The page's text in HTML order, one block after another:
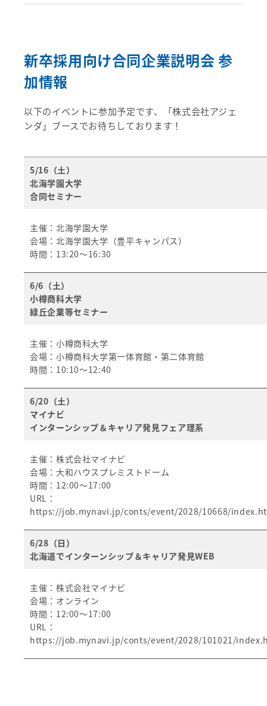
新卒採用向け合同企業説明会 参
加情報
以下のイベントに参加予定です、「株式会社アジェ
ンダ」ブースでお待ちしております！
5/16（土）
北海学園大学
合同セミナー
主催：北海学園大学
会場：北海学園大学（豊平キャンパス）
時間：13:20～16:30
6/6（土）
小樽商科大学
緑丘企業等セミナー
主催：小樽商科大学
会場：小樽商科大学第一体育館・第二体育館
時間：10:10～12:40
6/20（土）
マイナビ
インターンシップ＆キャリア発見フェア理系
主催：株式会社マイナビ
会場：大和ハウスプレミストドーム
時間：12:00～17:00
URL：
https://job.mynavi.jp/conts/event/2028/10668/
6/28（日）
北海道でインターンシップ＆キャリア発見WEB
主催：株式会社マイナビ
会場：オンライン
時間：12:00～17:00
URL：
https://job.mynavi.jp/conts/event/2028/101021/